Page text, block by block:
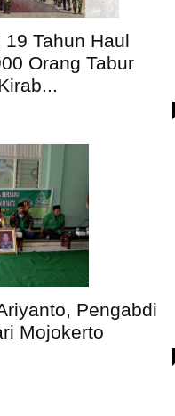
Tahun Haul
Orang Tabur
Pengabdi
Mojokerto